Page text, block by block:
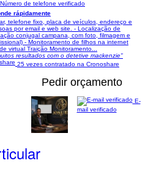
Número de telefone verificado
rápidamente
telefone fixo, placa de veículos, endereço e
por email e web site. - Localização de
conjugal campana, com foto, filmagem e
- Monitoramento de filhos na internet
virtual Traição Monitoramento...
resultados com o detetive mackenzie"
25 vezes contratado na Cronoshare
Pedir orçamento
E-
mail verificado